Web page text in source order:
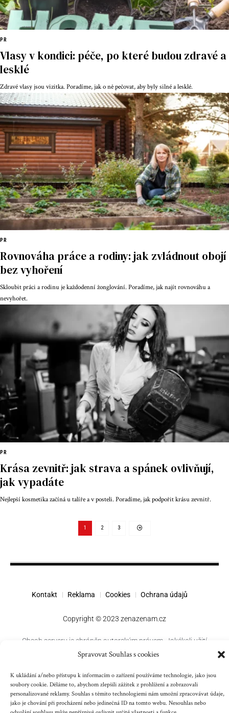
Spravovat Souhlas s cookies
K ukládání a/nebo přístupu k informacím o zařízení používáme technologie, jako jsou
soubory cookie. Děláme to, abychom zlepšili zážitek z prohlížení a zobrazovali
personalizované reklamy. Souhlas s těmito technologiemi nám umožní zpracovávat údaje,
jako je chování při procházení nebo jedinečná ID na tomto webu. Nesouhlas nebo
PR
Vlasy v kondici: péče, po které budou zdravé a
lesklé
Zdravé vlasy jsou vizitka. Poradíme, jak o ně pečovat, aby byly silné a lesklé.
PR
Rovnováha práce a rodiny: jak zvládnout obojí
bez vyhoření
Skloubit práci a rodinu je každodenní žonglování. Poradíme, jak najít rovnováhu a
nevyhořet.
PR
Krása zevnitř: jak strava a spánek ovlivňují,
jak vypadáte
Nejlepší kosmetika začíná u talíře a v posteli. Poradíme, jak podpořit krásu zevnitř.
1 2 3
Kontakt Reklama Cookies Ochrana údajů
Copyright © 2023 zenazenam.cz
Obsah serveru je chráněn autorským právem. Jakékoli užití
obsahu serveru včetně publikování nebo jiného
společností zakázáno.
Související magazíny pro ženy a příběhy: